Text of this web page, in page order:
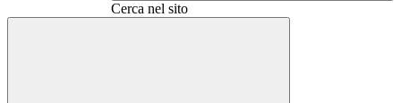
Cerca nel sito